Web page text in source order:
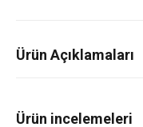
Ürün Açıklamaları